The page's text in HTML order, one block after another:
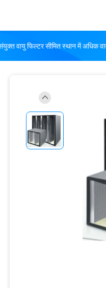
वायु फिल्टर सीमित स्थान में अधिक